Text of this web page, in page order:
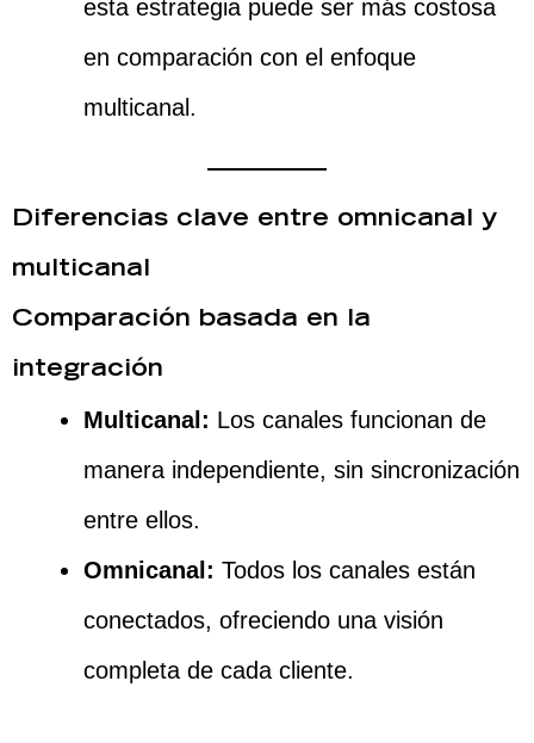
esta estrategia puede ser más costosa
en comparación con el enfoque
multicanal.
Diferencias clave entre omnicanal y
multicanal
Comparación basada en la
integración
Multicanal: Los canales funcionan de
manera independiente, sin sincronización
entre ellos.
Omnicanal: Todos los canales están
conectados, ofreciendo una visión
completa de cada cliente.